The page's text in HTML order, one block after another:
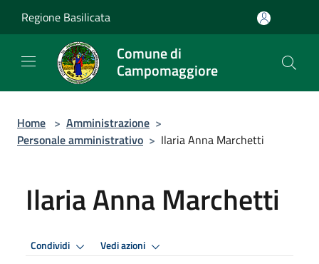
Regione Basilicata
Comune di
Campomaggiore
Home > Amministrazione >
Personale amministrativo > Ilaria Anna Marchetti
Ilaria Anna Marchetti
Condividi Vedi azioni